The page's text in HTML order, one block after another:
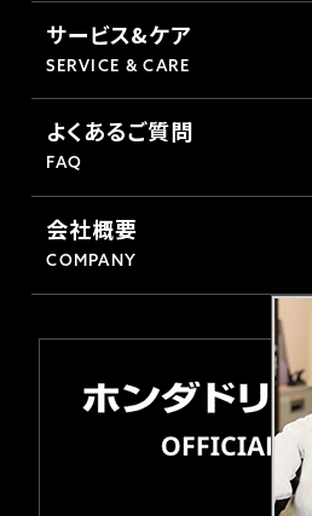
サービス&ケア
SERVICE & CARE
よくあるご質問
FAQ
会社概要
COMPANY